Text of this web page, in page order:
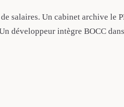
salaires. Un cabinet archive le
développeur intègre BOCC